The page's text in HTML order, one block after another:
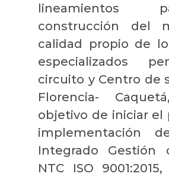
lineamientos
construcción del
calidad propio de
especializados
circuito y Centro de
Florencia-
objetivo de iniciar el
implementación
Integrado Gestión
NTC ISO